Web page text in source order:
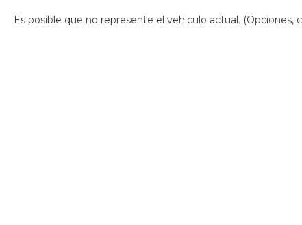
Es posible que no represente el vehiculo actual. (Opciones,